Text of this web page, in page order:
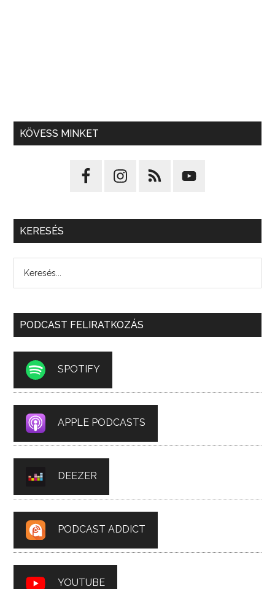
KÖVESS MINKET
KERESÉS
PODCAST FELIRATKOZÁS
SPOTIFY
APPLE PODCASTS
DEEZER
PODCAST ADDICT
YOUTUBE